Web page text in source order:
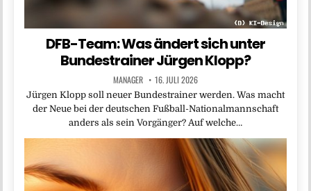
DFB-Team: Was ändert sich unter
Bundestrainer Jürgen Klopp?
MANAGER 16. JULI 2026
Jürgen Klopp soll neuer Bundestrainer werden. Was macht
der Neue bei der deutschen Fußball-Nationalmannschaft
anders als sein Vorgänger? Auf welche…